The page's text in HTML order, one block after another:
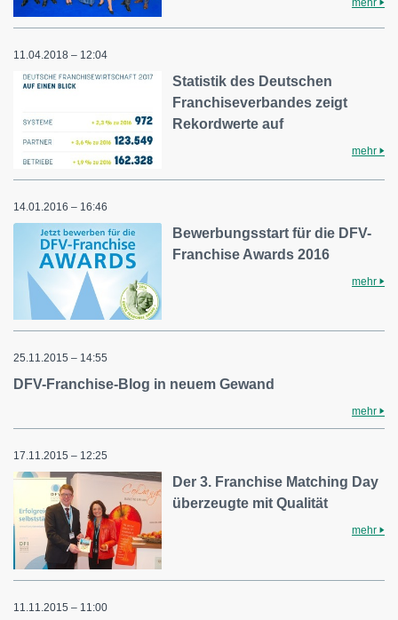
mehr
11.04.2018 – 12:04
Statistik des Deutschen
Franchiseverbandes zeigt
Rekordwerte auf
mehr
14.01.2016 – 16:46
Bewerbungsstart für die DFV-
Franchise Awards 2016
mehr
25.11.2015 – 14:55
DFV-Franchise-Blog in neuem Gewand
mehr
17.11.2015 – 12:25
Der 3. Franchise Matching Day
überzeugte mit Qualität
mehr
11.11.2015 – 11:00